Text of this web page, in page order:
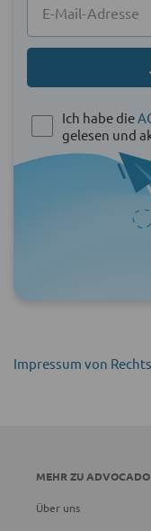
Ich habe die
gelesen und
Impressum von
MEHR ZU ADVOCADO
Über uns